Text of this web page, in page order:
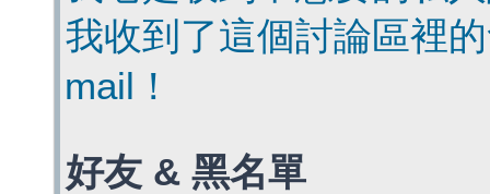
我收到了這個討論區裡
mail！
好友 & 黑名單